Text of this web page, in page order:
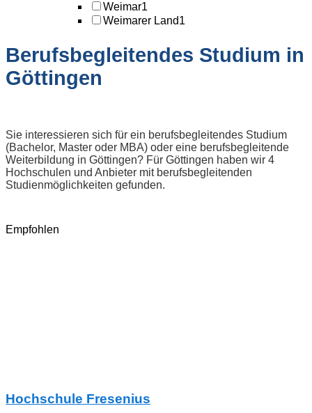
Weimar1
Weimarer Land1
Berufsbegleitendes Studium in
Göttingen
Sie interessieren sich für ein berufsbegleitendes Studium
(Bachelor, Master oder MBA) oder eine berufsbegleitende
Weiterbildung in Göttingen? Für Göttingen haben wir 4
Hochschulen und Anbieter mit berufsbegleitenden
Studienmöglichkeiten gefunden.
Empfohlen
Hochschule Fresenius